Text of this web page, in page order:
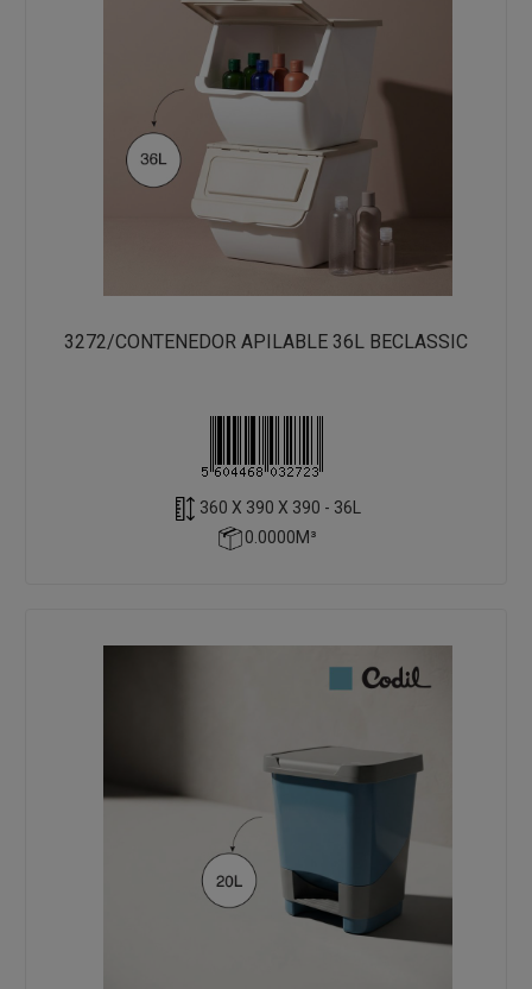
3272/CONTENEDOR APILABLE 36L BECLASSIC
360 X 390 X 390 - 36L
0.0000M³